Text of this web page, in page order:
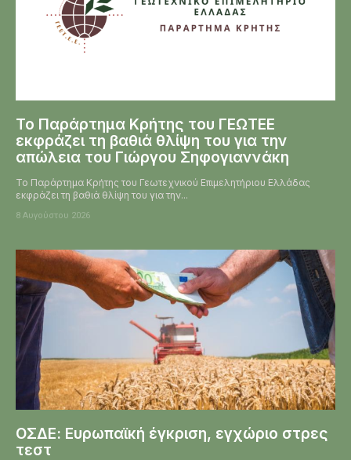
Το Παράρτημα Κρήτης του ΓΕΩΤΕΕ
εκφράζει τη βαθιά θλίψη του για την
απώλεια του Γιώργου Σηφογιαννάκη
Το Παράρτημα Κρήτης του Γεωτεχνικού Επιμελητήριου Ελλάδας
εκφράζει τη βαθιά θλίψη του για την...
8 Αυγούστου 2026
ΟΣΔΕ: Ευρωπαϊκή έγκριση, εγχώριο στρες
τεστ